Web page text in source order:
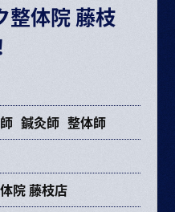
支給
り
整体院 藤枝
鍼灸師 整体師
院 藤枝店